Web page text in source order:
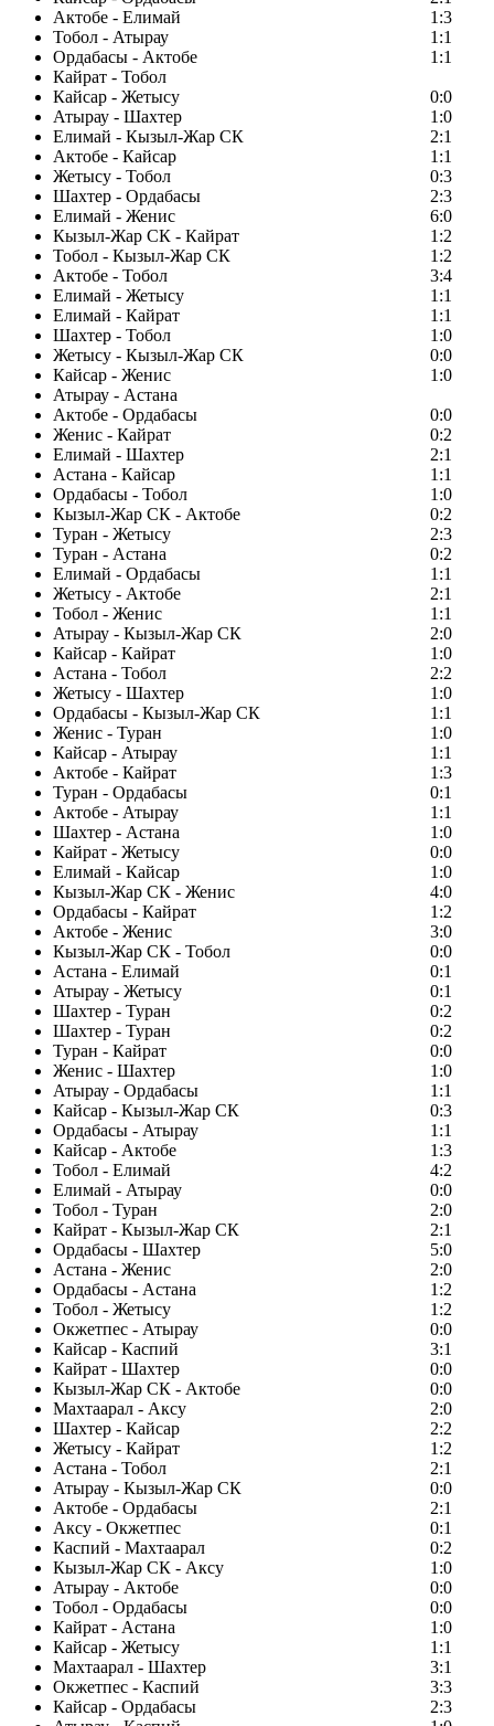
Актобе - Елимай
1:3
Тобол - Атырау
1:1
Ордабасы - Актобе
1:1
Кайрат - Тобол
Кайсар - Жетысу
0:0
Атырау - Шахтер
1:0
Елимай - Кызыл-Жар СК
2:1
Актобе - Кайсар
1:1
Жетысу - Тобол
0:3
Шахтер - Ордабасы
2:3
Елимай - Женис
6:0
Кызыл-Жар СК - Кайрат
1:2
Тобол - Кызыл-Жар СК
1:2
Актобе - Тобол
3:4
Елимай - Жетысу
1:1
Елимай - Кайрат
1:1
Шахтер - Тобол
1:0
Жетысу - Кызыл-Жар СК
0:0
Кайсар - Женис
1:0
Атырау - Астана
Актобе - Ордабасы
0:0
Женис - Кайрат
0:2
Елимай - Шахтер
2:1
Астана - Кайсар
1:1
Ордабасы - Тобол
1:0
Кызыл-Жар СК - Актобе
0:2
Туран - Жетысу
2:3
Туран - Астана
0:2
Елимай - Ордабасы
1:1
Жетысу - Актобе
2:1
Тобол - Женис
1:1
Атырау - Кызыл-Жар СК
2:0
Кайсар - Кайрат
1:0
Астана - Тобол
2:2
Жетысу - Шахтер
1:0
Ордабасы - Кызыл-Жар СК
1:1
Женис - Туран
1:0
Кайсар - Атырау
1:1
Актобе - Кайрат
1:3
Туран - Ордабасы
0:1
Актобе - Атырау
1:1
Шахтер - Астана
1:0
Кайрат - Жетысу
0:0
Елимай - Кайсар
1:0
Кызыл-Жар СК - Женис
4:0
Ордабасы - Кайрат
1:2
Актобе - Женис
3:0
Кызыл-Жар СК - Тобол
0:0
Астана - Елимай
0:1
Атырау - Жетысу
0:1
Шахтер - Туран
0:2
Шахтер - Туран
0:2
Туран - Кайрат
0:0
Женис - Шахтер
1:0
Атырау - Ордабасы
1:1
Кайсар - Кызыл-Жар СК
0:3
Ордабасы - Атырау
1:1
Кайсар - Актобе
1:3
Тобол - Елимай
4:2
Елимай - Атырау
0:0
Тобол - Туран
2:0
Кайрат - Кызыл-Жар СК
2:1
Ордабасы - Шахтер
5:0
Астана - Женис
2:0
Ордабасы - Астана
1:2
Тобол - Жетысу
1:2
Окжетпес - Атырау
0:0
Кайсар - Каспий
3:1
Кайрат - Шахтер
0:0
Кызыл-Жар СК - Актобе
0:0
Махтаарал - Аксу
2:0
Шахтер - Кайсар
2:2
Жетысу - Кайрат
1:2
Астана - Тобол
2:1
Атырау - Кызыл-Жар СК
0:0
Актобе - Ордабасы
2:1
Аксу - Окжетпес
0:1
Каспий - Махтаарал
0:2
Кызыл-Жар СК - Аксу
1:0
Атырау - Актобе
0:0
Тобол - Ордабасы
0:0
Кайрат - Астана
1:0
Кайсар - Жетысу
1:1
Махтаарал - Шахтер
3:1
Окжетпес - Каспий
3:3
Кайсар - Ордабасы
2:3